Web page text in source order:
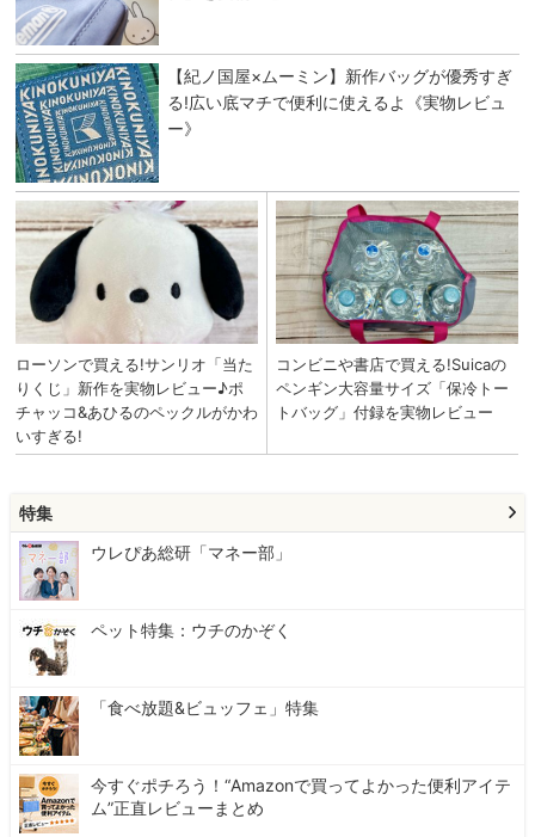
特集
ウレぴあ総研「マネー部」
ペット特集：ウチのかぞく
「食べ放題&ビュッフェ」特集
今すぐポチろう！“Amazonで買ってよかった便利アイテ
ム”正直レビューまとめ